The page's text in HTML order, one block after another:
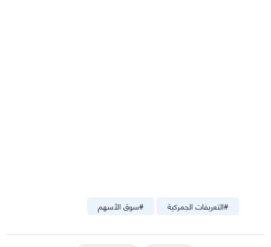
#سوق الأسهم #التعريفات الجمركية